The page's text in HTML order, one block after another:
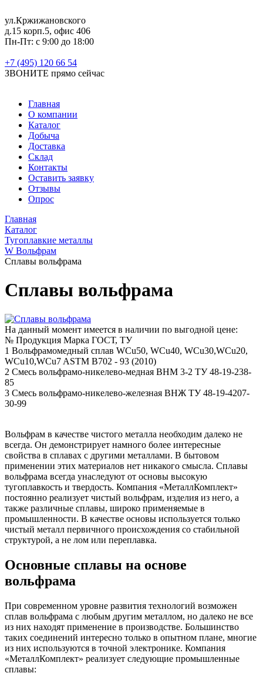
ул.Кржижановского
д.15 корп.5, офис 406
Пн-Пт: с 9:00 до 18:00
+7 (495) 120 66 54
ЗВОНИТЕ прямо сейчас
Главная
О компании
Каталог
Добыча
Доставка
Склад
Контакты
Оставить заявку
Отзывы
Опрос
Главная
Каталог
Тугоплавкие металлы
W Вольфрам
Сплавы вольфрама
Сплавы вольфрама
На данный момент имеется в наличии по выгодной цене:
№ Продукция Марка ГОСТ, ТУ
1 Вольфрамомедный сплав WCu50, WCu40, WCu30,WCu20,
WCu10,WCu7 ASTM B702 - 93 (2010)
2 Смесь вольфрамо-никелево-медная ВНМ 3-2 ТУ 48-19-238-
85
3 Смесь вольфрамо-никелево-железная ВНЖ ТУ 48-19-4207-
30-99
Вольфрам в качестве чистого металла необходим далеко не
всегда. Он демонстрирует намного более интересные
свойства в сплавах с другими металлами. В бытовом
применении этих материалов нет никакого смысла. Сплавы
вольфрама всегда унаследуют от основы высокую
тугоплавкость и твердость. Компания «МеталлКомплект»
постоянно реализует чистый вольфрам, изделия из него, а
также различные сплавы, широко применяемые в
промышленности. В качестве основы используется только
чистый металл первичного происхождения со стабильной
структурой, а не лом или переплавка.
Основные сплавы на основе
вольфрама
При современном уровне развития технологий возможен
сплав вольфрама с любым другим металлом, но далеко не все
из них находят применение в производстве. Большинство
таких соединений интересно только в опытном плане, многие
из них используются в точной электронике. Компания
«МеталлКомплект» реализует следующие промышленные
сплавы: